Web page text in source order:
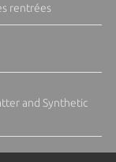
rentrées
and Synthetic